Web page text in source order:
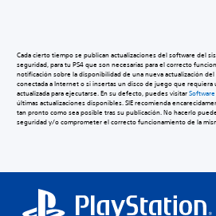
Cada cierto tiempo se publican actualizaciones del software del
seguridad, para tu PS4 que son necesarias para el correcto
notificación sobre la disponibilidad de una nueva actualización
conectada a Internet o si insertas un disco de juego que requiera
actualizada para ejecutarse. En su defecto, puedes visitar
últimas actualizaciones disponibles. SIE recomienda
tan pronto como sea posible tras su publicación. No hacerlo
seguridad y/o comprometer el correcto funcionamiento de la